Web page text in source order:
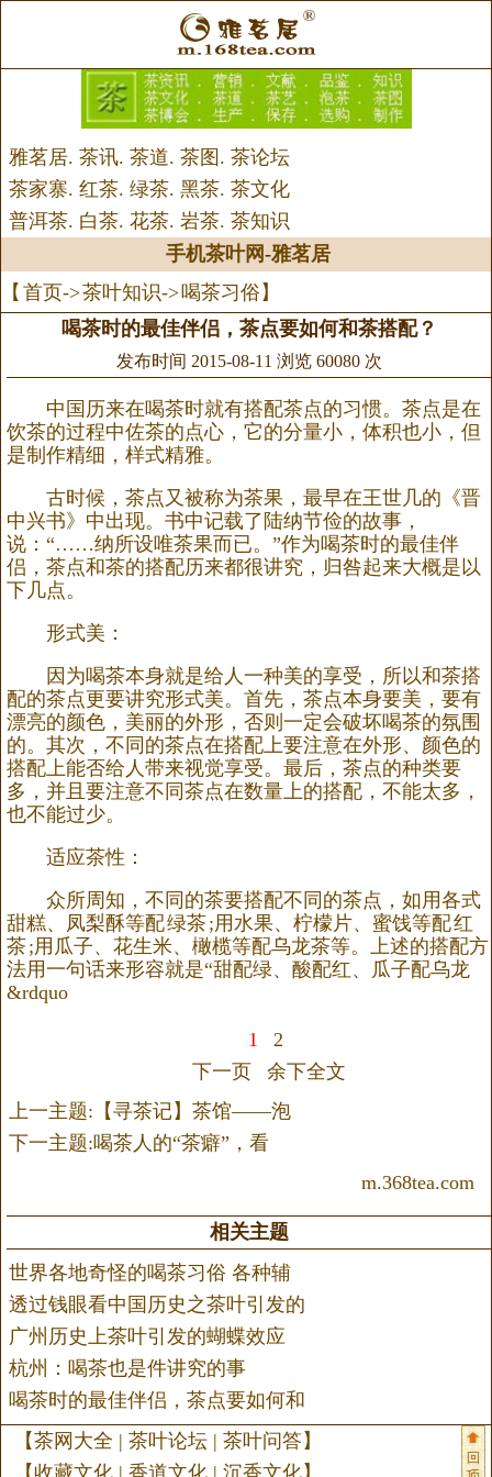
雅茗居. 茶讯. 茶道. 茶图 . 茶论坛
茶家寨. 红茶. 绿茶. 黑茶. 茶文化
普洱茶. 白茶. 花茶. 岩茶. 茶知识
手机茶叶网-雅茗居
【 首页->茶叶知识->喝茶习俗 】
喝茶时的最佳伴侣，茶点要如何和茶搭配？
发布时间 2015-08-11 浏览 60080 次
中国历来在喝茶时就有搭配茶点的习惯。茶点是在
饮茶的过程中佐茶的点心，它的分量小，体积也小，但
是制作精细，样式精雅。
古时候，茶点又被称为茶果，最早在王世几的《晋
中兴书》中出现。书中记载了陆纳节俭的故事，
说：“……纳所设唯茶果而已。”作为喝茶时的最佳伴
侣，茶点和茶的搭配历来都很讲究，归咎起来大概是以
下几点。
形式美：
因为喝茶本身就是给人一种美的享受，所以和茶搭
配的茶点更要讲究形式美。首先，茶点本身要美，要有
漂亮的颜色，美丽的外形，否则一定会破坏喝茶的氛围
的。其次，不同的茶点在搭配上要注意在外形、颜色的
搭配上能否给人带来视觉享受。最后，茶点的种类要
多，并且要注意不同茶点在数量上的搭配，不能太多，
也不能过少。
适应茶性：
众所周知，不同的茶要搭配不同的茶点，如用各式
甜糕、凤梨酥等配绿茶;用水果、柠檬片、蜜饯等配红
茶;用瓜子、花生米、橄榄等配乌龙茶等。上述的搭配方
法用一句话来形容就是“甜配绿、酸配红、瓜子配乌龙
&rdquo
1
2
下一页
余下全文
上一主题:【寻茶记】茶馆——泡
下一主题:喝茶人的“茶癖”，看
m.368tea.com
相关主题
世界各地奇怪的喝茶习俗 各种辅
透过钱眼看中国历史之茶叶引发的
广州历史上茶叶引发的蝴蝶效应
杭州：喝茶也是件讲究的事
喝茶时的最佳伴侣，茶点要如何和
【茶网大全 | 茶叶论坛 | 茶叶问答】
【收藏文化 | 香道文化 | 沉香文化】